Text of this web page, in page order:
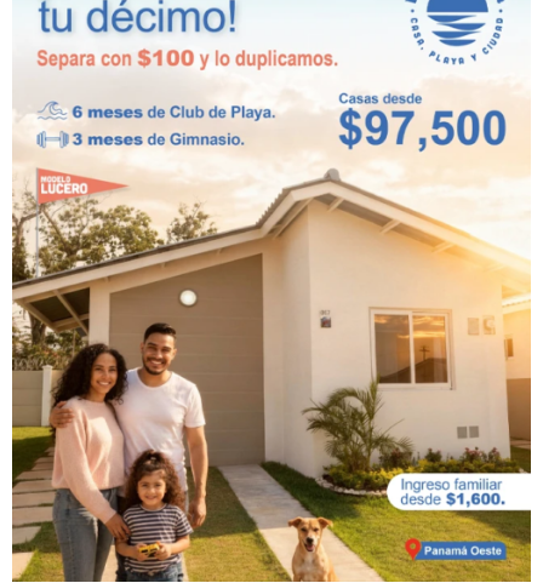
Suscribase a nuestro newsletter para recibir
las últimas noticias